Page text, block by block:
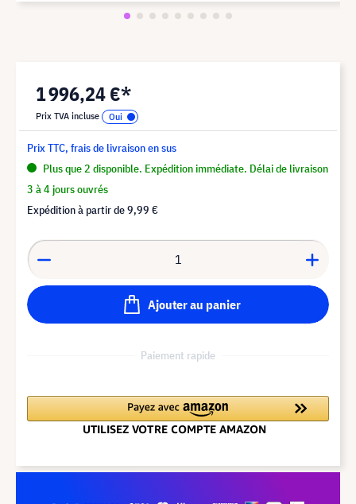
1 996,24 €*
Prix TVA incluse
Prix TTC, frais de livraison en sus
Plus que 2 disponible. Expédition immédiate. Délai de livraison
3 à 4 jours ouvrés
Expédition à partir de9,99 €
Ajouter au panier
Paiement rapide